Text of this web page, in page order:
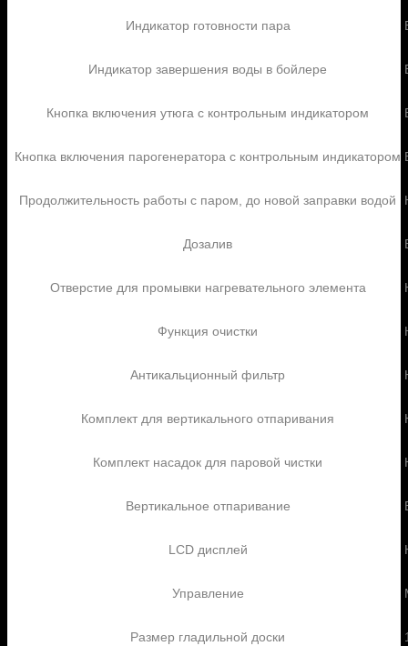
Индикатор готовности пара
Индикатор завершения воды в бойлере
Кнопка включения утюга с контрольным индикатором
Кнопка включения парогенератора с контрольным индикатором
Продолжительность работы с паром, до новой заправки водой
Дозалив
Отверстие для промывки нагревательного элемента
Функция очистки
Антикальционный фильтр
Комплект для вертикального отпаривания
Комплект насадок для паровой чистки
Вертикальное отпаривание
LCD дисплей
Управление
Размер гладильной доски